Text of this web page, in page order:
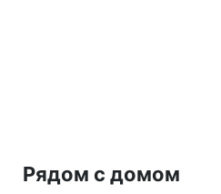
Рядом с домом